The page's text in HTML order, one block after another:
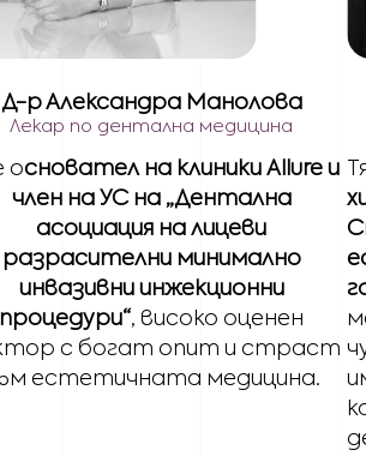
Д-р Александра Манолова
Лекар по дентална медицина
основател на клиники Allure и
член на УС на „Дентална
асоциация на лицеви
разрасителни минимално
инвазивни инжекционни
процедури“, високо оценен
с богат опит и страст
естетичната медицина.